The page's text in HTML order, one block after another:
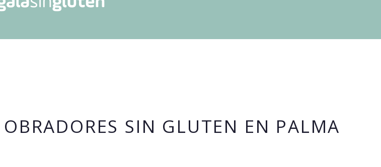
SIN GLUTEN EN PALMA